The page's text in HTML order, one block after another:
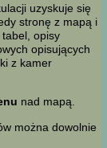
uzyskuje się
stronę z mapą i
opisy
opisujących
z kamer
nad mapą.
można dowolnie